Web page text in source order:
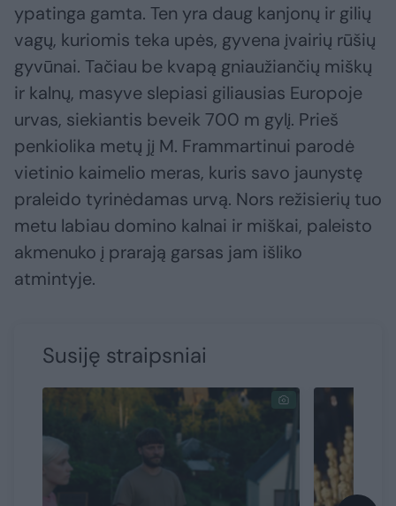
ypatinga gamta. Ten yra daug kanjonų ir gilių
vagų, kuriomis teka upės, gyvena įvairių rūšių
gyvūnai. Tačiau be kvapą gniaužiančių miškų
ir kalnų, masyve slepiasi giliausias Europoje
urvas, siekiantis beveik 700 m gylį. Prieš
penkiolika metų jį M. Frammartinui parodė
vietinio kaimelio meras, kuris savo jaunystę
praleido tyrinėdamas urvą. Nors režisierių tuo
metu labiau domino kalnai ir miškai, paleisto
akmenuko į prarają garsas jam išliko
atmintyje.
Susiję straipsniai